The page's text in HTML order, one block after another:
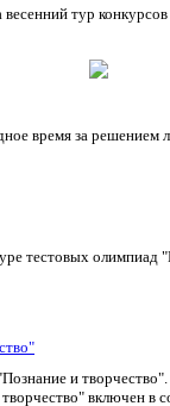
тур
время за
тестовых
и